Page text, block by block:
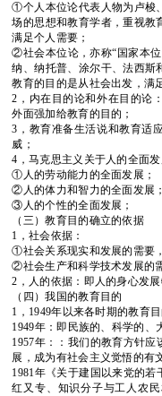
①个人本位论代表人物为卢梭
场的思想和教育学者，重视教
满足个人需要；
②社会本位论，亦称“ 国家本
纳、纳托普、涂尔干、法西斯
教育的目的是从社会出发，满
2 ，内在目的论和外在目的论
外面强加给教育的目的；
3 ，教育准备生活说和教育适
威；
4 ，马克思主义关于人的全面
①人的劳动能力的全面发展；
②人的体力和智力的全面发展；
③人的个性的全面发展；
（三）教育目的确立的依据
1 ，社会依据：
①社会关系现实和发展的需要
②社会生产和科学技术发展的
2 ，人的依据：即人的身心发展
（四）我国的教育目的
1 ， 1949年以来各时期的教育目
1949年：即民族的、科学的、
1957年：：我们的教育方针应
展，成为有社会主义觉悟的有
1981年《关于建国以来党的若
红又专、知识分子与工人农